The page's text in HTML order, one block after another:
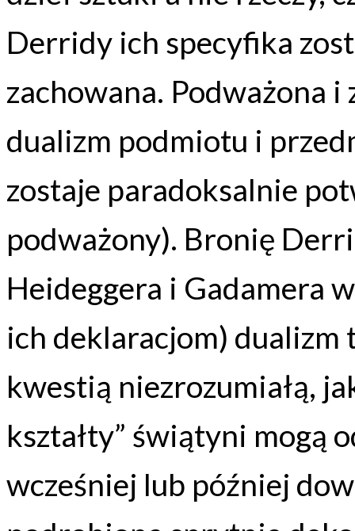
Derridy ich specyfika
zachowana. Podważona i
dualizm podmiotu i
zostaje paradoksalnie
podważony). Bronię
Heideggera i Gadamera
ich deklaracjom) dualizm
kwestią niezrozumiałą,
kształty” świątyni mogą
wcześniej lub później